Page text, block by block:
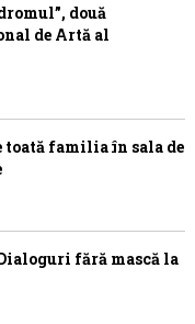
două
de Artă al
toată familia în sala de
fără mască la